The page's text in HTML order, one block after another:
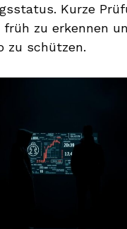
Kurze
früh zu erkennen
zu schützen.